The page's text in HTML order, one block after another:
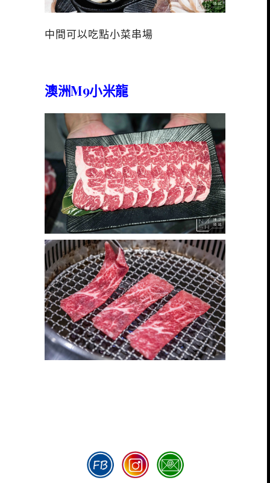
中間可以吃點小菜串場
澳洲M9小米龍